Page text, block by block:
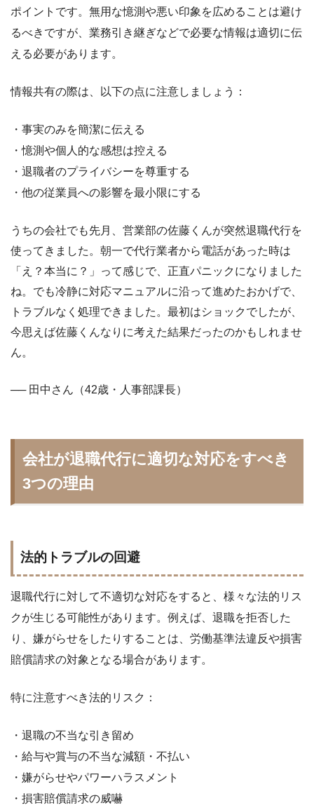
ポイントです。無用な憶測や悪い印象を広めることは避け
るべきですが、業務引き継ぎなどで必要な情報は適切に伝
える必要があります。
情報共有の際は、以下の点に注意しましょう：
・事実のみを簡潔に伝える
・憶測や個人的な感想は控える
・退職者のプライバシーを尊重する
・他の従業員への影響を最小限にする
うちの会社でも先月、営業部の佐藤くんが突然退職代行を
使ってきました。朝一で代行業者から電話があった時は
「え？本当に？」って感じで、正直パニックになりました
ね。でも冷静に対応マニュアルに沿って進めたおかげで、
トラブルなく処理できました。最初はショックでしたが、
今思えば佐藤くんなりに考えた結果だったのかもしれませ
ん。
── 田中さん（42歳・人事部課長）
会社が退職代行に適切な対応をすべき
3つの理由
法的トラブルの回避
退職代行に対して不適切な対応をすると、様々な法的リス
クが生じる可能性があります。例えば、退職を拒否した
り、嫌がらせをしたりすることは、労働基準法違反や損害
賠償請求の対象となる場合があります。
特に注意すべき法的リスク：
・退職の不当な引き留め
・給与や賞与の不当な減額・不払い
・嫌がらせやパワーハラスメント
・損害賠償請求の威嚇